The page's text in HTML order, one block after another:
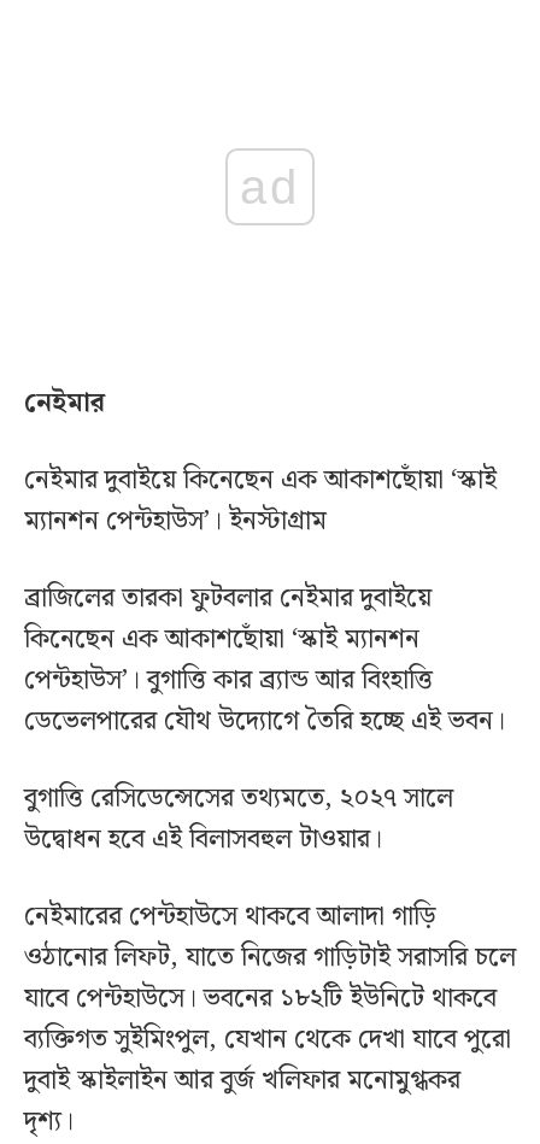
ad
নেইমার
নেইমার দুবাইয়ে কিনেছেন এক আকাশছোঁয়া ‘স্কাই
ম্যানশন পেন্টহাউস’। ইনস্টাগ্রাম
ব্রাজিলের তারকা ফুটবলার নেইমার দুবাইয়ে
কিনেছেন এক আকাশছোঁয়া ‘স্কাই ম্যানশন
পেন্টহাউস’। বুগাত্তি কার ব্র্যান্ড আর বিংহাত্তি
ডেভেলপারের যৌথ উদ্যোগে তৈরি হচ্ছে এই ভবন।
বুগাত্তি রেসিডেন্সেসের তথ্যমতে, ২০২৭ সালে
উদ্বোধন হবে এই বিলাসবহুল টাওয়ার।
নেইমারের পেন্টহাউসে থাকবে আলাদা গাড়ি
ওঠানোর লিফট, যাতে নিজের গাড়িটাই সরাসরি চলে
যাবে পেন্টহাউসে। ভবনের ১৮২টি ইউনিটে থাকবে
ব্যক্তিগত সুইমিংপুল, যেখান থেকে দেখা যাবে পুরো
দুবাই স্কাইলাইন আর বুর্জ খলিফার মনোমুগ্ধকর
দৃশ্য।